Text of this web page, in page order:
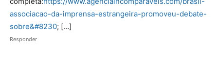
associacao-da-imprensa-estrangeira-promoveu-debate-
sobre&#8230; […]
Responder